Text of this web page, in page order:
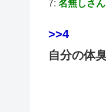
7: 名無しさ
>>4
自分の体